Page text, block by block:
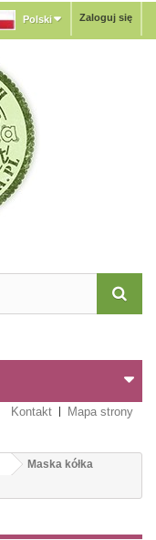
Zaloguj się
Polski
Kontakt Mapa strony
Maska kółka